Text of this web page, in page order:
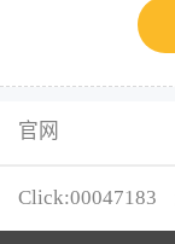
官网
Click:00047183